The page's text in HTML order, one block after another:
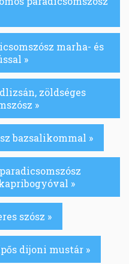
marha- és
»
zöldséges
»
bazsalikommal »
»
szósz »
dijoni mustár »